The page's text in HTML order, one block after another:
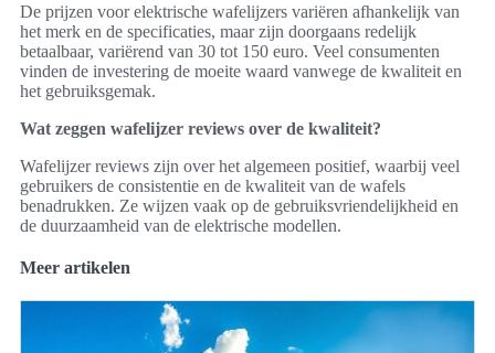
De prijzen voor elektrische wafelijzers variëren afhankelijk van
het merk en de specificaties, maar zijn doorgaans redelijk
betaalbaar, variërend van 30 tot 150 euro. Veel consumenten
vinden de investering de moeite waard vanwege de kwaliteit en
het gebruiksgemak.
Wat zeggen wafelijzer reviews over de kwaliteit?
Wafelijzer reviews zijn over het algemeen positief, waarbij veel
gebruikers de consistentie en de kwaliteit van de wafels
benadrukken. Ze wijzen vaak op de gebruiksvriendelijkheid en
de duurzaamheid van de elektrische modellen.
Meer artikelen